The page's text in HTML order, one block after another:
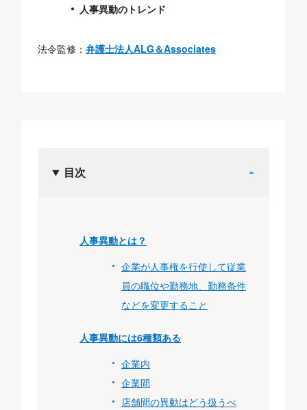
人事異動のトレンド
法令監修：弁護士法人ALG＆Associates
目次
人事異動とは？
企業が人事権を行使して従業
員の職位や勤務地、勤務条件
などを変更すること
人事異動には6種類ある
企業内
企業間
店舗間の異動はどう扱うべ